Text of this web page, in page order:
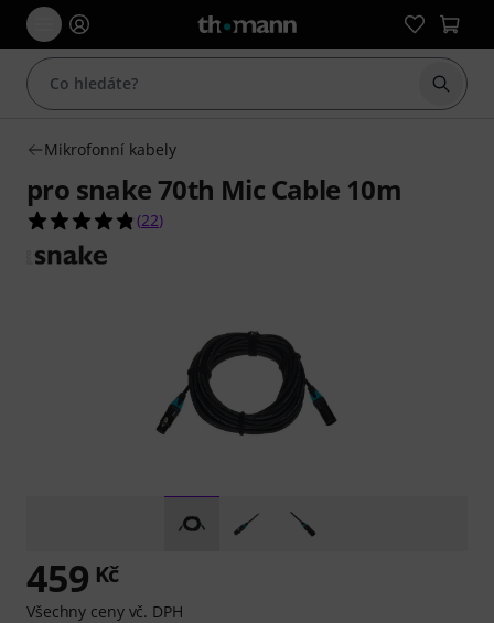
Začít
Mikrofonní kabely
pro snake 70th Mic Cable 10m
4.8 z 5 hvězdiček z celkového počtu 22
(22)
459 Kč
Všechny ceny vč. DPH